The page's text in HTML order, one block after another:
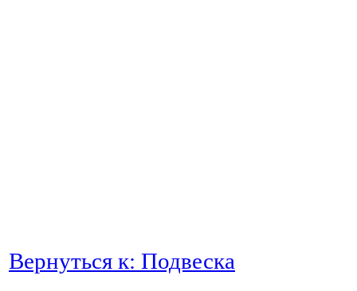
Вернуться к: Подвеска